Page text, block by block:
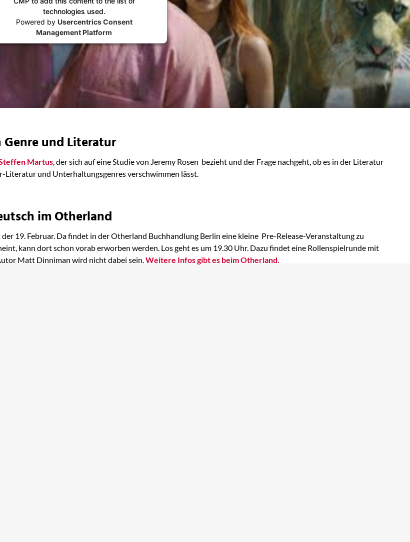
technologies used.
Powered by Usercentrics Consent
Management Platform
Genre und Literatur
Martus, der sich auf eine Studie von Jeremy Rosen bezieht und der Frage nachgeht, ob es in der Literatur
Literatur und Unterhaltungsgenres verschwimmen lässt.
im Otherland
19. Februar. Da findet in der Otherland Buchhandlung Berlin eine kleine Pre-Release-Veranstaltung zu
kann dort schon vorab erworben werden. Los geht es um 19.30 Uhr. Dazu findet eine Rollenspielrunde mit
Matt Dinniman wird nicht dabei sein.Weitere Infos gibt es beim Otherland.